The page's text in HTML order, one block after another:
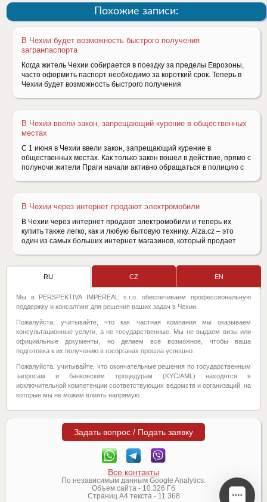
Похожие записи:
В Чехии будет возможность быстрого получения
загранпаспорта
Когда житель Чехии собирается в поездку за пределы Еврозоны,
часто оформить паспорт необходимо за короткий срок. Теперь в
Чехии будет возможность быстрого получения
В Чехии ввели закон, запрещающий курение в общественных
местах
С 1 июня в Чехии ввели закон, запрещающий курение в
общественных местах. Как только закон вошел в действие, прямо с
полуночи жители Праги начали активно обращаться в полицию с
В Чехии через интернет продают электромобили
В Чехии через интернет продают электромобили и теперь их
купить также легко, как и любую бытовую технику. Alza.cz – это
один из самых больших интернет магазинов, который продает
RU CZ EN
Мы в PERSPEKTIVA IMPEREAL s.r.o. обеспечиваем профессиональную
поддержку и консалтинг для решения ваших задач в Чехии.
Пожалуйста, учитывайте, что как частная компания мы оказываем
консультационные услуги, а не государственные. Мы не выдаем визы или
официальные документы, но делаем всё возможное, чтобы ваша
подготовка к их получению в госорганах прошла успешно.
Пожалуйста, учитывайте, что окончательные решения по государственным
запросам и банковским процедурам (KYC/AML) находятся в
исключительной компетенции соответствующих ведомств и организаций, на
которые мы не можем влиять напрямую.
Задать вопрос / Подать заявку
Все контакты
По независимым данным Google Analytics.
Объем сайта - 10.326 Гб
Страниц А4 текста - 11 368